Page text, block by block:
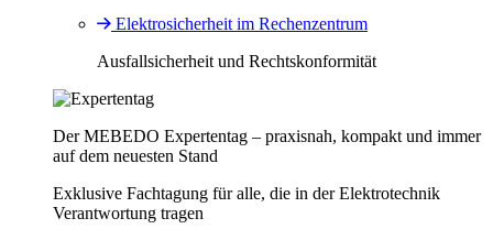
Elektrosicherheit im Rechenzentrum
Ausfallsicherheit und Rechtskonformität
Der MEBEDO Expertentag – praxisnah, kompakt und immer
auf dem neuesten Stand
Exklusive Fachtagung für alle, die in der Elektrotechnik
Verantwortung tragen